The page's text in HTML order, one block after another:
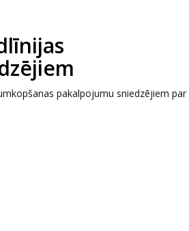
pakalpojumu sniedzējiem par